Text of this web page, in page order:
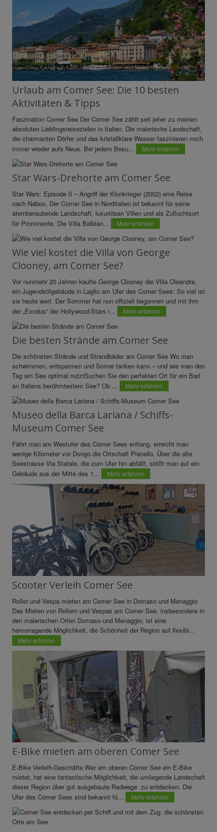
Urlaub am Comer See: Die 10 besten
Aktivitäten & Tipps
Faszination Comer See Der Comer See zählt seit jeher zu meinen
absoluten Lieblingsreisezielen in Italien. Die malerische Landschaft,
die charmanten Dörfer und das kristallklare Wasser faszinieren mich
immer wieder aufs Neue. Bei jedem Besu...
Mehr erfahren
Star Wars-Drehorte am Comer See
Star Wars: Episode II – Angriff der Klonkrieger (2002) eine Reise
nach Naboo. Der Comer See in Norditalien ist bekannt für seine
atemberaubende Landschaft, luxuriösen Villen und als Zufluchtsort
für Prominente. Die Villa Balbian...
Mehr erfahren
Wie viel kostet die Villa von George
Clooney, am Comer See?
Vor nunmehr 20 Jahren kaufte George Clooney die Villa Oleandra,
ein Jugendstilgebäude in Laglio am Ufer des Comer Sees: So viel ist
sie heute wert. Der Sommer hat nun offiziell begonnen und mit ihm
der „Exodus“ der Hollywood-Stars i...
Mehr erfahren
Die besten Strände am Comer See
Die schönsten Strände und Strandbäder am Comer See Wo man
schwimmen, entspannen und Sonne tanken kann – und wie man den
Tag am See optimal nutztSuchen Sie den perfekten Ort für ein Bad
an Italiens berühmtestem See? Ob ...
Mehr erfahren
Museo della Barca Lariana / Schiffs-
Museum Comer See
Fährt man am Westufer des Comer Sees entlang, erreicht man
wenige Kilometer vor Dongo die Ortschaft Pianello. Über die alte
Seestrasse Via Statale, die zum Ufer hin abfällt, stößt man auf ein
Gebäude aus der Mitte des 1...
Mehr erfahren
Scooter Verleih Comer See
Roller und Vespa mieten am Comer See in Domaso und Menaggio
Das Mieten von Rollern und Vespas am Comer See, insbesondere in
den malerischen Orten Domaso und Menaggio, ist eine
hervorragende Möglichkeit, die Schönheit der Region auf flexibl...
Mehr erfahren
E-Bike mieten am oberen Comer See
E-Bike Verleih-Geschäfte Wer am oberen Comer See ein E-Bike
mietet, hat eine fantastische Möglichkeit, die umliegende Landschaft
dieser Region über gut ausgebaute Radwege zu entdecken. Die
Ufer des Comer Sees sind bekannt fü...
Mehr erfahren